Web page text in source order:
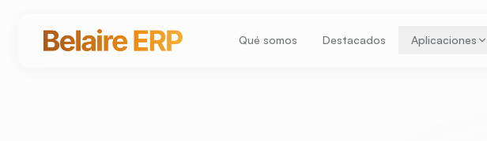
Qué somos Destacados Aplicaciones